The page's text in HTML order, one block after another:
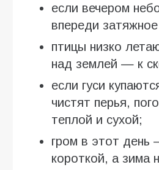
если вечером
впереди
птицы низко
над землей — к
если гуси
чистят перья,
теплой и сухой;
гром в этот день
короткой, а зима